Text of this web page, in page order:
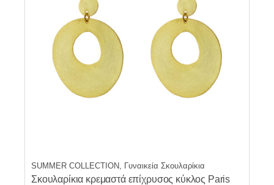
SUMMER COLLECTION, Γυναικεία Σκουλαρίκια
Σκουλαρίκια κρεμαστά επίχρυσος κύκλος Paris